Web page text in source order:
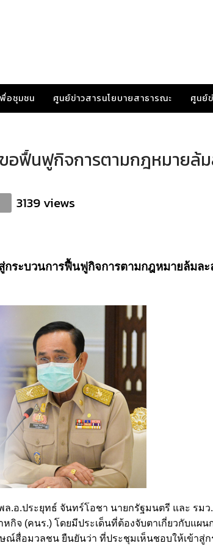
อชุมชน ศูนย์ข่าวสารนโยบายสาธารณะ ศูนย์
อฟื้นฟูกิจการตามกฎหมายล้ม
3139 views
ล.อ.ประยุทธ์ จันทร์โอชา นายกรัฐมนตรี และ รม